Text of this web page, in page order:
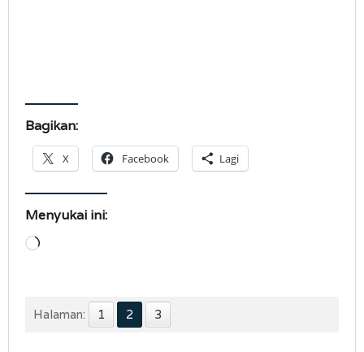
Bagikan:
X Facebook Lagi
Menyukai ini:
Memuat...
Halaman: 1 2 3